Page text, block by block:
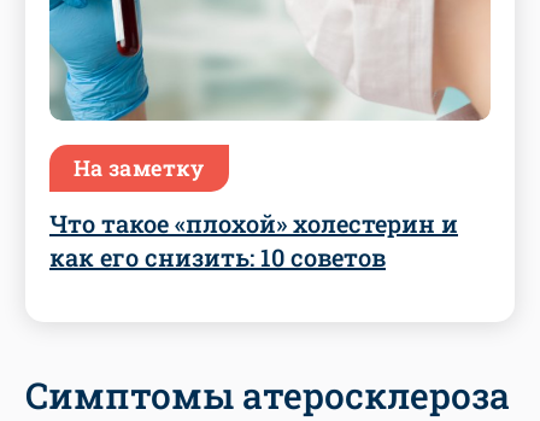
На заметку
Что такое «плохой» холестерин и
как его снизить: 10 советов
Симптомы атеросклероза